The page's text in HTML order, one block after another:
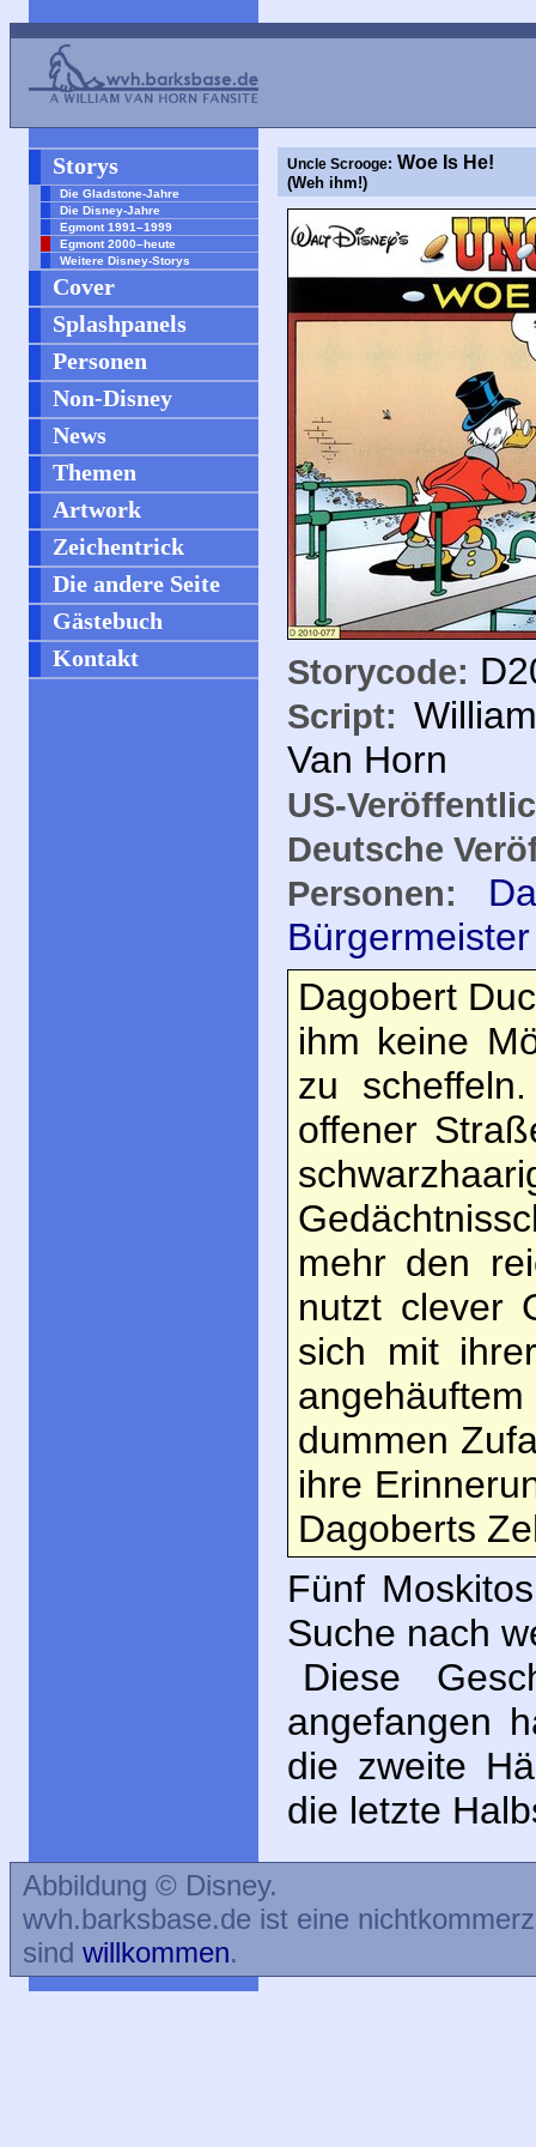
Storys
Die Gladstone-Jahre
Die Disney-Jahre
Egmont 1991–1999
Egmont 2000–heute
Weitere Disney-Storys
Cover
Splashpanels
Personen
Non-Disney
News
Themen
Artwork
Zeichentrick
Die andere Seite
Gästebuch
Kontakt
Uncle Scrooge: Woe Is He!
(Weh ihm!)
Storycode:
Script:
Van Horn
US-
Deutsche
Personen:
Bürgermeister
Dagobert
ihm keine
zu
offener
mehr den
nutzt clever
sich mit
dummen
ihre
Dagoberts
Fünf
Suche nach
Diese
angefangen
die zweite
die letzte
Abbildung © Disney.
wvh.barksbase.de ist eine
sind willkommen.